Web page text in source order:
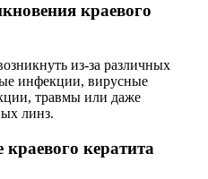
краевого
из-за различных
инфекции, вирусные
травмы или даже
линз.
кератита